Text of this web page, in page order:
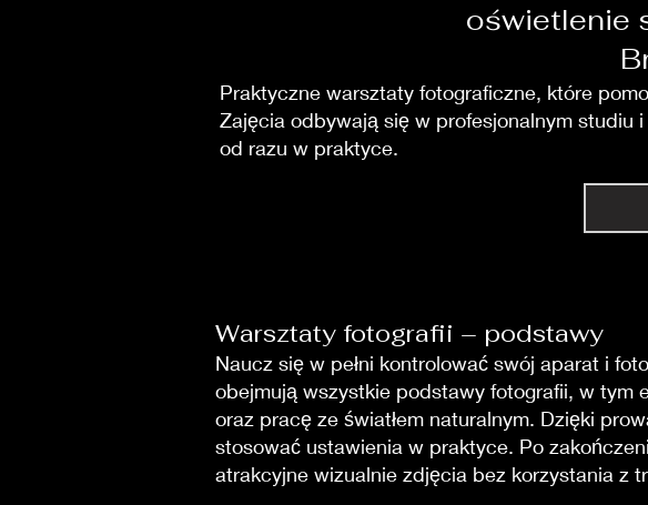
oświetlenie
Praktyczne warsztaty fotograficzne, które
Zajęcia odbywają się w profesjonalnym studiu
od razu w praktyce.
Warsztaty fotografii – podstawy
Naucz się w pełni kontrolować swój aparat i
obejmują wszystkie podstawy fotografii, w tym
oraz pracę ze światłem naturalnym. Dzięki
stosować ustawienia w praktyce. Po
atrakcyjne wizualnie zdjęcia bez korzystania z